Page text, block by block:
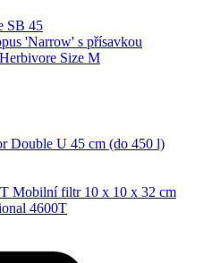
SB 45
'Narrow' s přísavkou
Size M
Double U 45 cm (do 450 l)
Mobilní filtr 10 x 10 x 32 cm
4600T